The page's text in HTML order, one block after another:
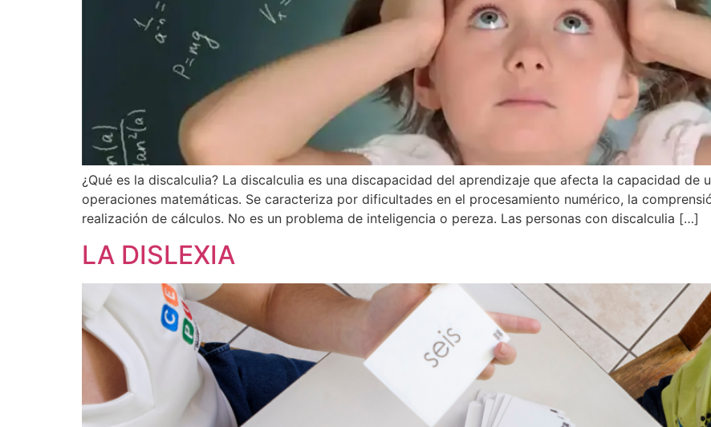
¿Qué es la discalculia? La discalculia es una discapacidad del aprendizaje que afecta la capacidad de
operaciones matemáticas. Se caracteriza por dificultades en el procesamiento numérico, la
realización de cálculos. No es un problema de inteligencia o pereza. Las personas con discalculia […]
LA DISLEXIA